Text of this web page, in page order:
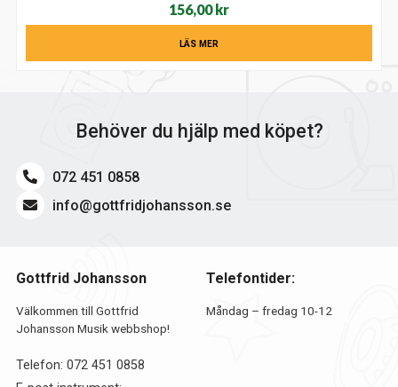
156,00 kr
LÄS MER
Behöver du hjälp med köpet?
072 451 0858
info@gottfridjohansson.se
Gottfrid Johansson
Välkommen till Gottfrid
Johansson Musik webbshop!
Telefon: 072 451 0858
Telefontider:
Måndag – fredag 10-12